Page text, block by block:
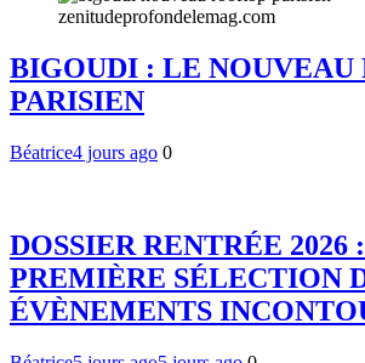
BIGOUDI : LE NOUVEAU
PARISIEN
Béatrice4 jours ago 0
DOSSIER RENTRÉE 2026
PREMIÈRE SÉLECTION
ÉVÈNEMENTS